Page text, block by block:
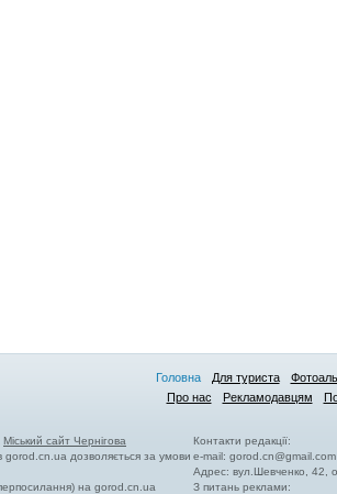
Головна Для туриста
Про нас
Рекламодавцям
Міський сайт Чернігова
gorod.cn.ua дозволяється за умови
на gorod.cn.ua
Контакти редакції:
e-mail:gorod.cn@gmail.com
Адрес: вул.Шевченко, 42,
З питань реклами: